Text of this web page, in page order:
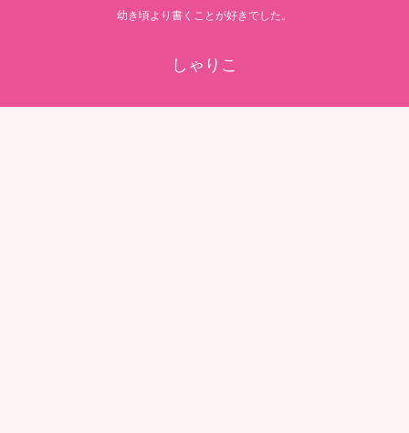
幼き頃より書くことが好きでした。
しゃりこ